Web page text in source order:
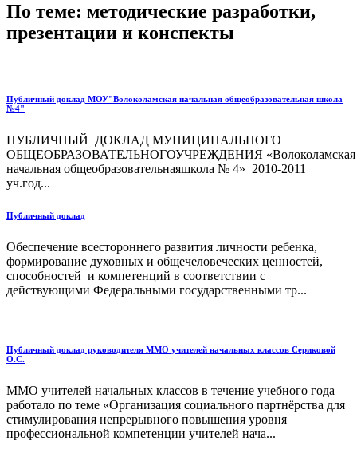
По теме: методические разработки,
презентации и конспекты
Публичный доклад МОУ"Волоколамская начальная общеобразовательная школа
№4"
ПУБЛИЧНЫЙ ДОКЛАД МУНИЦИПАЛЬНОГО
ОБЩЕОБРАЗОВАТЕЛЬНОГОУЧРЕЖДЕНИЯ «Волоколамская
начальная общеобразовательнаяшкола № 4» 2010-2011
уч.год...
Публичный доклад
Обеспечение всестороннего развития личности ребенка,
формирование духовных и общечеловеческих ценностей,
способностей и компетенций в соответствии с
действующими Федеральными государственными тр...
Публичный доклад руководителя ММО учителей начальных классов Сериковой
О.С.
ММО учителей начальных классов в течение учебного года
работало по теме «Организация социального партнёрства для
стимулирования непрерывного повышения уровня
профессиональной компетенции учителей нача...